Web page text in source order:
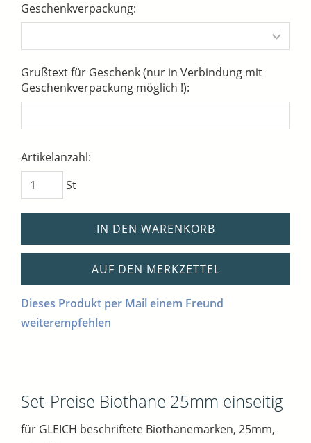
Geschenkverpackung:
Grußtext für Geschenk (nur in Verbindung mit
Geschenkverpackung möglich !):
Artikelanzahl:
St
IN DEN WARENKORB
AUF DEN MERKZETTEL
Dieses Produkt per Mail einem Freund
weiterempfehlen
Set-Preise Biothane 25mm einseitig
für GLEICH beschriftete Biothanemarken, 25mm,